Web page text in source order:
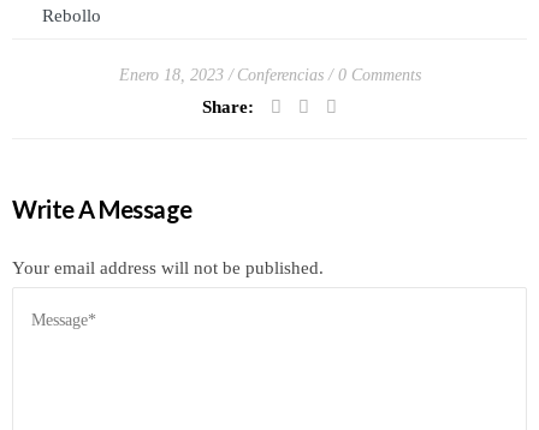
Enero 18, 2023 Conferencias 0 Comments
Share:
Write A Message
Your email address will not be published.